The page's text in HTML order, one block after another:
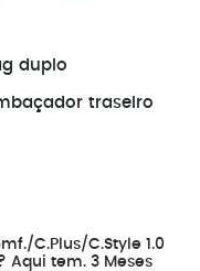
duplo
traseiro
C.Plus/C.Style 1.0
Aqui tem. 3 Meses